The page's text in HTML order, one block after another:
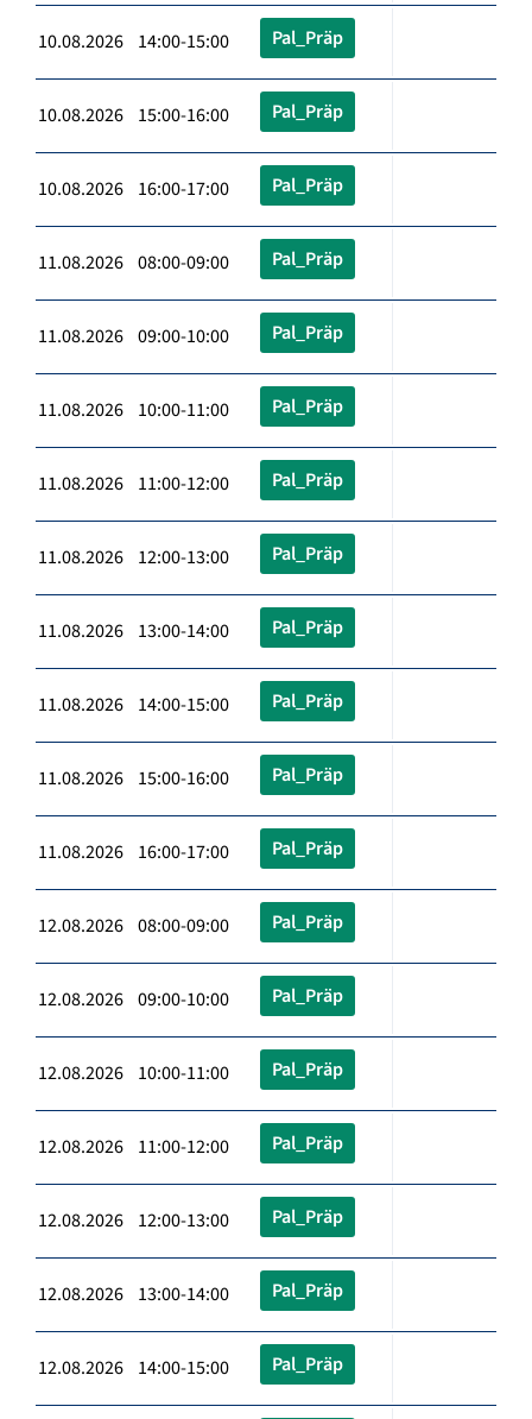
10.08.2026 14:00-15:00 Pal_Präp
10.08.2026 15:00-16:00 Pal_Präp
10.08.2026 16:00-17:00 Pal_Präp
11.08.2026 08:00-09:00 Pal_Präp
11.08.2026 09:00-10:00 Pal_Präp
11.08.2026 10:00-11:00 Pal_Präp
11.08.2026 11:00-12:00 Pal_Präp
11.08.2026 12:00-13:00 Pal_Präp
11.08.2026 13:00-14:00 Pal_Präp
11.08.2026 14:00-15:00 Pal_Präp
11.08.2026 15:00-16:00 Pal_Präp
11.08.2026 16:00-17:00 Pal_Präp
12.08.2026 08:00-09:00 Pal_Präp
12.08.2026 09:00-10:00 Pal_Präp
12.08.2026 10:00-11:00 Pal_Präp
12.08.2026 11:00-12:00 Pal_Präp
12.08.2026 12:00-13:00 Pal_Präp
12.08.2026 13:00-14:00 Pal_Präp
12.08.2026 14:00-15:00 Pal_Präp